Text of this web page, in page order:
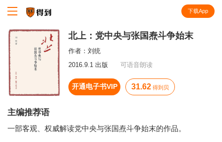
下载App
北上：党中央与张国焘斗争始末
作者： 刘统
2016.9.1 出版
可语音朗读
开通电子书VIP 31.62 得到贝
主编推荐语
一部客观、权威解读党中央与张国焘斗争始末的作品。